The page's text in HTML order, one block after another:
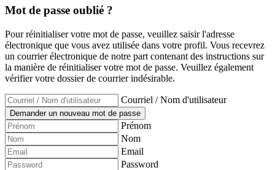
Mot de passe oublié ?
Pour réinitialiser votre mot de passe, veuillez saisir l'adresse
électronique que vous avez utilisée dans votre profil. Vous recevrez
un courrier électronique de notre part contenant des instructions sur
la manière de réinitialiser votre mot de passe. Veuillez également
vérifier votre dossier de courrier indésirable.
Courriel / Nom d'utilisateur
Prénom
Nom
Email
Password